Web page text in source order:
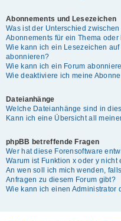
Abonnements und Lesezeichen
Was ist der Unterschied
Abonnements für ein Thema oder
Wie kann ich ein Lesezeichen
abonnieren?
Wie kann ich ein Forum
Wie deaktiviere ich meine
Dateianhänge
Welche Dateianhänge sind in
Kann ich eine Übersicht all
phpBB betreffende Fragen
Wer hat diese Forensoftware
Warum ist Funktion x oder y nicht
An wen soll ich mich wenden,
Anfragen zu diesem Forum gibt?
Wie kann ich einen Administrator